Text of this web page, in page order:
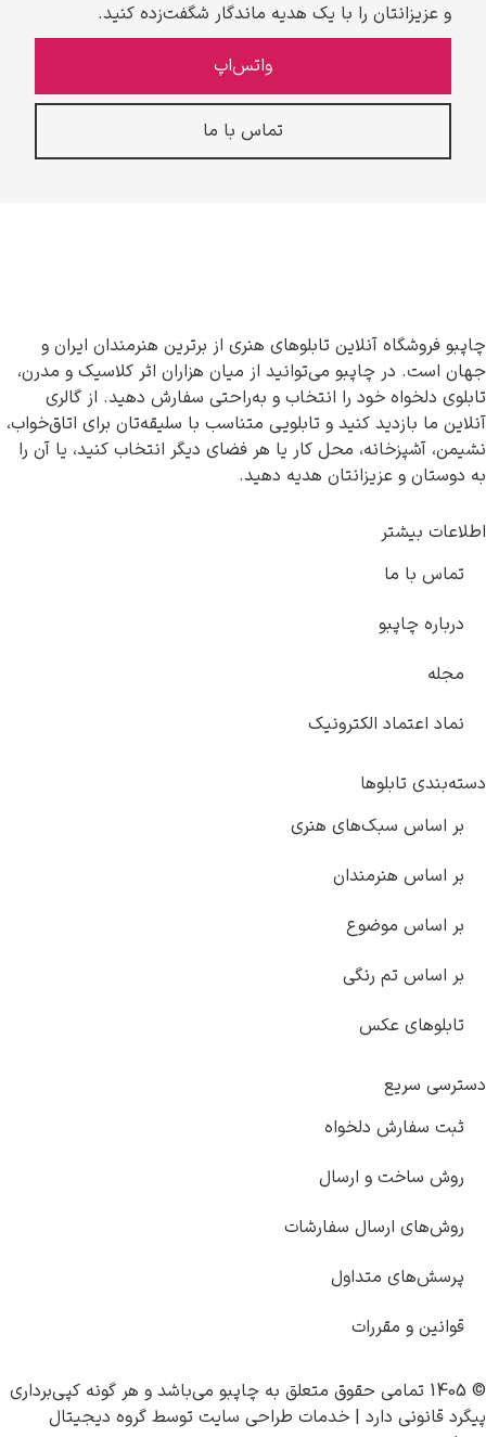
و عزیزانتان را با یک هدیه ماندگار شگفت‌زده کنید.
واتس‌اپ
تماس با ما
چاپبو فروشگاه آنلاین تابلوهای هنری از برترین هنرمندان ایران و
جهان است. در چاپبو می‌توانید از میان هزاران اثر کلاسیک و مدرن،
تابلوی دلخواه خود را انتخاب و به‌راحتی سفارش دهید. از گالری
آنلاین ما بازدید کنید و تابلویی متناسب با سلیقه‌تان برای اتاق‌خواب،
نشیمن، آشپزخانه، محل کار یا هر فضای دیگر انتخاب کنید، یا آن را
به دوستان و عزیزانتان هدیه دهید.
اطلاعات بیشتر
تماس با ما
درباره چاپبو
مجله
نماد اعتماد الکترونیک
دسته‌بندی تابلوها
بر اساس سبک‌های هنری
بر اساس هنرمندان
بر اساس موضوع
بر اساس تم رنگی
تابلوهای عکس
دسترسی سریع
ثبت سفارش دلخواه
روش ساخت و ارسال
روش‌های ارسال سفارشات
پرسش‌های متداول
قوانین و مقررات
© 1405 تمامی حقوق متعلق به چاپبو می‌باشد و هر گونه کپی‌برداری
پیگرد قانونی دارد | خدمات طراحی سایت توسط گروه دیجیتال